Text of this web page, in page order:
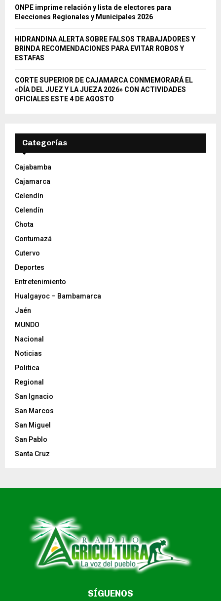
ONPE imprime relación y lista de electores para
Elecciones Regionales y Municipales 2026
HIDRANDINA ALERTA SOBRE FALSOS TRABAJADORES Y
BRINDA RECOMENDACIONES PARA EVITAR ROBOS Y
ESTAFAS
CORTE SUPERIOR DE CAJAMARCA CONMEMORARÁ EL
«DÍA DEL JUEZ Y LA JUEZA 2026» CON ACTIVIDADES
OFICIALES ESTE 4 DE AGOSTO
Categorías
Cajabamba
Cajamarca
Celendín
Celendín
Chota
Contumazá
Cutervo
Deportes
Entretenimiento
Hualgayoc – Bambamarca
Jaén
MUNDO
Nacional
Noticias
Politica
Regional
San Ignacio
San Marcos
San Miguel
San Pablo
Santa Cruz
SÍGUENOS